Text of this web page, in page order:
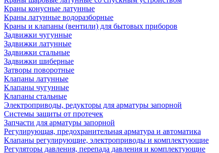
Краны конусные латунные
Краны латунные водоразборные
Краны и клапаны (вентили) для бытовых приборов
Задвижки чугунные
Задвижки латунные
Задвижки стальные
Задвижки шиберные
Затворы поворотные
Клапаны латунные
Клапаны чугунные
Клапаны стальные
Электроприводы, редукторы для арматуры запорной
Системы защиты от протечек
Запчасти для арматуры запорной
Регулирующая, предохранительная арматура и автоматика
Клапаны регулирующие, электроприводы и комплектующие
Регуляторы давления, перепада давления и комплектующие